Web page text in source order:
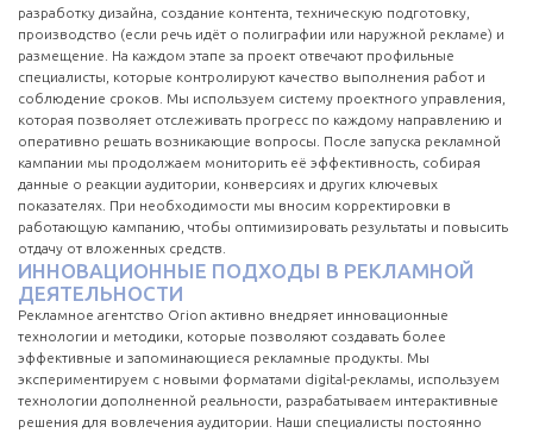
разработку дизайна, создание контента, техническую подготовку,
производство (если речь идёт о полиграфии или наружной рекламе) и
размещение. На каждом этапе за проект отвечают профильные
специалисты, которые контролируют качество выполнения работ и
соблюдение сроков. Мы используем систему проектного управления,
которая позволяет отслеживать прогресс по каждому направлению и
оперативно решать возникающие вопросы. После запуска рекламной
кампании мы продолжаем мониторить её эффективность, собирая
данные о реакции аудитории, конверсиях и других ключевых
показателях. При необходимости мы вносим корректировки в
работающую кампанию, чтобы оптимизировать результаты и повысить
отдачу от вложенных средств.
ИННОВАЦИОННЫЕ ПОДХОДЫ В РЕКЛАМНОЙ
ДЕЯТЕЛЬНОСТИ
Рекламное агентство Orion активно внедряет инновационные
технологии и методики, которые позволяют создавать более
эффективные и запоминающиеся рекламные продукты. Мы
экспериментируем с новыми форматами digital-рекламы, используем
технологии дополненной реальности, разрабатываем интерактивные
решения для вовлечения аудитории. Наши специалисты постоянно